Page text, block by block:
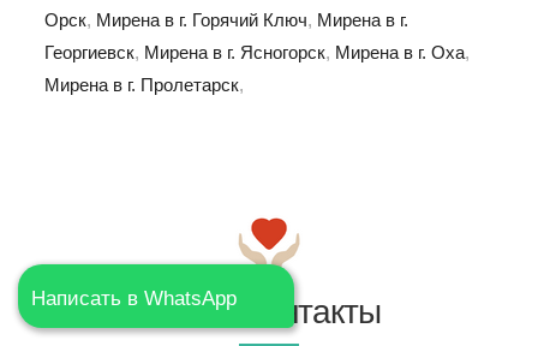
Орск, Мирена в г. Горячий Ключ, Мирена в г.
Георгиевск, Мирена в г. Ясногорск, Мирена в г. Оха,
Мирена в г. Пролетарск,
Написать в WhatsAppНаши контакты